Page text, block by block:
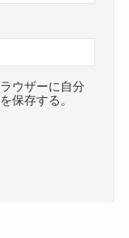
ウザーに自分
保存する。